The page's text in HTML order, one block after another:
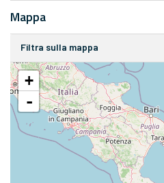
Mappa
Filtra sulla mappa
+
-